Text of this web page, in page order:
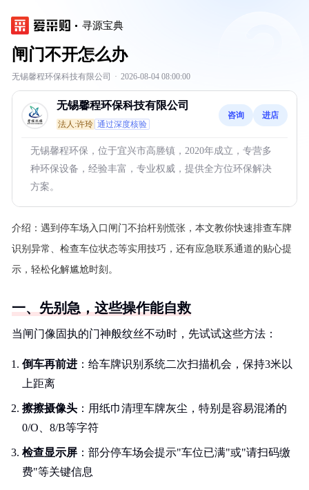
寻源宝典
闸门不开怎么办
无锡馨程环保科技有限公司 · 2026-08-04 08:00:00
无锡馨程环保科技有限公司
法人:许玲 通过深度核验
咨询 进店
无锡馨程环保，位于宜兴市高塍镇，2020年成立，专营多
种环保设备，经验丰富，专业权威，提供全方位环保解决
方案。
介绍： 遇到停车场入口闸门不抬杆别慌张，本文教你快速排查车牌
识别异常、检查车位状态等实用技巧，还有应急联系通道的贴心提
示，轻松化解尴尬时刻。
一、先别急，这些操作能自救
当闸门像固执的门神般纹丝不动时，先试试这些方法：
倒车再前进 ：给车牌识别系统二次扫描机会，保持3米以
上距离
擦擦摄像头 ：用纸巾清理车牌灰尘，特别是容易混淆的
0/O、8/B等字符
检查显示屏 ：部分停车场会提示"车位已满"或"请扫码缴
费"等关键信息